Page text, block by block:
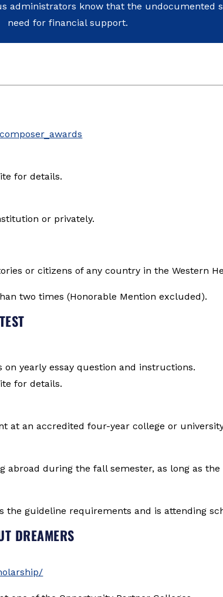
administrators know that the undocumented
need for financial support.
for details.
or privately.
or citizens of any country in the Western
two times (Honorable Mention excluded).
on yearly essay question and instructions.
for details.
at an accredited four-year college or
during the fall semester, as long as
guideline requirements and is attending
DREAMERS